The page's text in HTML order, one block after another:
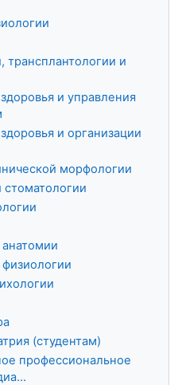
и
и управления
и организации
морфологии
(студентам)
профессиональное